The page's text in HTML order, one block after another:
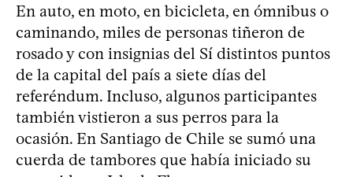
En auto, en moto, en bicicleta, en ómnibus o
caminando, miles de personas tiñeron de
rosado y con insignias del Sí distintos puntos
de la capital del país a siete días del
referéndum. Incluso, algunos participantes
también vistieron a sus perros para la
ocasión. En Santiago de Chile se sumó una
cuerda de tambores que había iniciado su